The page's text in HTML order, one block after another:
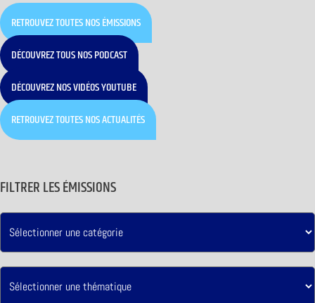
RETROUVEZ TOUTES NOS ÉMISSIONS
DÉCOUVREZ TOUS NOS PODCAST
DÉCOUVREZ NOS VIDÉOS YOUTUBE
RETROUVEZ TOUTES NOS ACTUALITÉS
FILTRER LES ÉMISSIONS